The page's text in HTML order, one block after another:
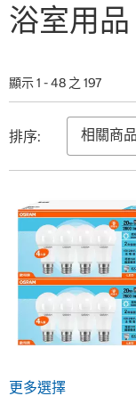
浴室用品
顯示 1 - 48 之 197
排序:
更多選擇